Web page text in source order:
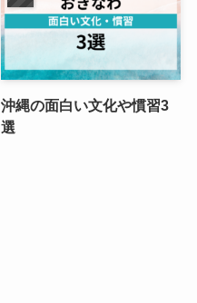
沖縄の面白い文化や慣習3
選